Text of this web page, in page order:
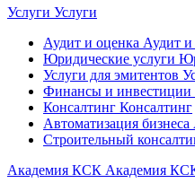
Услуги Услуги
Аудит и оценка Аудит и
Юридические услуги
Услуги для эмитентов
Финансы и инвестиции
Консалтинг Консалтинг
Автоматизация бизнеса
Строительный
Академия КСК Академия